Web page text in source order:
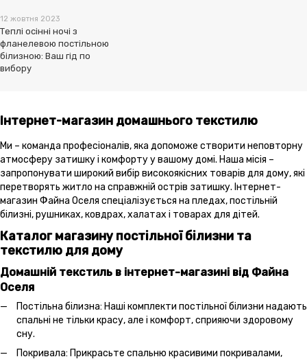
12 жовтня 2023
Теплі осінні ночі з
фланелевою постільною
білизною: Ваш гід по
вибору
Інтернет-магазин домашнього текстилю
Ми – команда професіоналів, яка допоможе створити неповторну
атмосферу затишку і комфорту у вашому домі. Наша місія –
запропонувати широкий вибір високоякісних товарів для дому, які
перетворять житло на справжній острів затишку. Інтернет-
магазин Файна Оселя спеціалізується на пледах, постільній
білизні, рушниках, ковдрах, халатах і товарах для дітей.
Каталог магазину постільної білизни та
текстилю для дому
Домашній текстиль в інтернет-магазині від Файна
Оселя
Постільна білизна: Наші комплекти постільної білизни надають
спальні не тільки красу, але і комфорт, сприяючи здоровому
сну.
Покривала: Прикрасьте спальню красивими покривалами,